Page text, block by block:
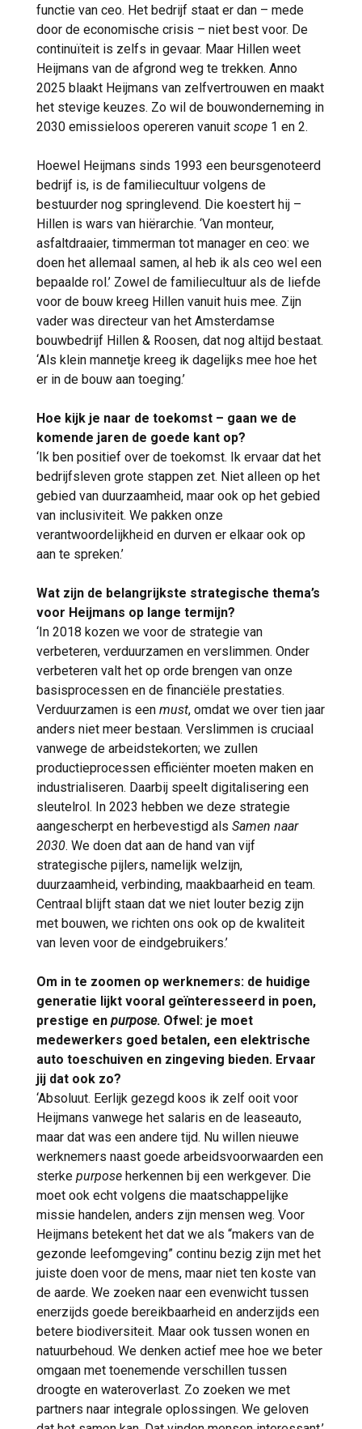
functie van ceo. Het bedrijf staat er dan – mede
door de economische crisis – niet best voor. De
continuïteit is zelfs in gevaar. Maar Hillen weet
Heijmans van de afgrond weg te trekken. Anno
2025 blaakt Heijmans van zelfvertrouwen en maakt
het stevige keuzes. Zo wil de bouwonderneming in
2030 emissieloos opereren vanuit scope 1 en 2.
Hoewel Heijmans sinds 1993 een beursgenoteerd
bedrijf is, is de familiecultuur volgens de
bestuurder nog springlevend. Die koestert hij –
Hillen is wars van hiërarchie. ‘Van monteur,
asfaltdraaier, timmerman tot manager en ceo: we
doen het allemaal samen, al heb ik als ceo wel een
bepaalde rol.’ Zowel de familiecultuur als de liefde
voor de bouw kreeg Hillen vanuit huis mee. Zijn
vader was directeur van het Amsterdamse
bouwbedrijf Hillen & Roosen, dat nog altijd bestaat.
‘Als klein mannetje kreeg ik dagelijks mee hoe het
er in de bouw aan toeging.’
Hoe kijk je naar de toekomst – gaan we de
komende jaren de goede kant op?
‘Ik ben positief over de toekomst. Ik ervaar dat het
bedrijfsleven grote stappen zet. Niet alleen op het
gebied van duurzaamheid, maar ook op het gebied
van inclusiviteit. We pakken onze
verantwoordelijkheid en durven er elkaar ook op
aan te spreken.’
Wat zijn de belangrijkste strategische thema’s
voor Heijmans op lange termijn?
‘In 2018 kozen we voor de strategie van
verbeteren, verduurzamen en verslimmen. Onder
verbeteren valt het op orde brengen van onze
basisprocessen en de financiële prestaties.
Verduurzamen is een must, omdat we over tien jaar
anders niet meer bestaan. Verslimmen is cruciaal
vanwege de arbeidstekorten; we zullen
productieprocessen efficiënter moeten maken en
industrialiseren. Daarbij speelt digitalisering een
sleutelrol. In 2023 hebben we deze strategie
aangescherpt en herbevestigd als Samen naar
2030. We doen dat aan de hand van vijf
strategische pijlers, namelijk welzijn,
duurzaamheid, verbinding, maakbaarheid en team.
Centraal blijft staan dat we niet louter bezig zijn
met bouwen, we richten ons ook op de kwaliteit
van leven voor de eindgebruikers.’
Om in te zoomen op werknemers: de huidige
generatie lijkt vooral geïnteresseerd in poen,
prestige en purpose. Ofwel: je moet
medewerkers goed betalen, een elektrische
auto toeschuiven en zingeving bieden. Ervaar
jij dat ook zo?
‘Absoluut. Eerlijk gezegd koos ik zelf ooit voor
Heijmans vanwege het salaris en de leaseauto,
maar dat was een andere tijd. Nu willen nieuwe
werknemers naast goede arbeidsvoorwaarden een
sterke purpose herkennen bij een werkgever. Die
moet ook echt volgens die maatschappelijke
missie handelen, anders zijn mensen weg. Voor
Heijmans betekent het dat we als “makers van de
gezonde leefomgeving” continu bezig zijn met het
juiste doen voor de mens, maar niet ten koste van
de aarde. We zoeken naar een evenwicht tussen
enerzijds goede bereikbaarheid en anderzijds een
betere biodiversiteit. Maar ook tussen wonen en
natuurbehoud. We denken actief mee hoe we beter
omgaan met toenemende verschillen tussen
droogte en wateroverlast. Zo zoeken we met
partners naar integrale oplossingen. We geloven